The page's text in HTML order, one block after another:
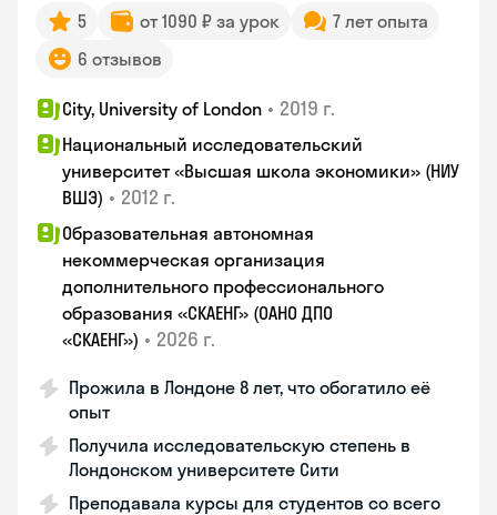
5 от 1090 ₽ за урок
7 лет опыта
6 отзывов
City, University of London • 2019 г.
Национальный исследовательский
университет «Высшая школа экономики» (НИУ
ВШЭ) • 2012 г.
Образовательная автономная
некоммерческая организация
дополнительного профессионального
образования «СКАЕНГ» (ОАНО ДПО
«СКАЕНГ») • 2026 г.
Прожила в Лондоне 8 лет, что обогатило её
опыт
Получила исследовательскую степень в
Лондонском университете Сити
Преподавала курсы для студентов со всего